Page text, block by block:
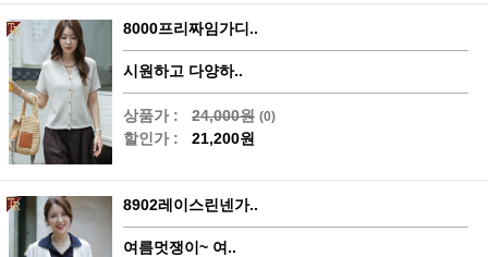
8000프리짜임가디..
시원하고 다양하..
상품가 : 24,000원 (0)
할인가 : 21,200원
8902레이스린넨가..
여름멋쟁이~ 여..